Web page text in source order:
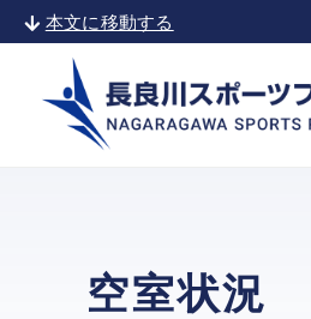
本文に移動する
空室状況